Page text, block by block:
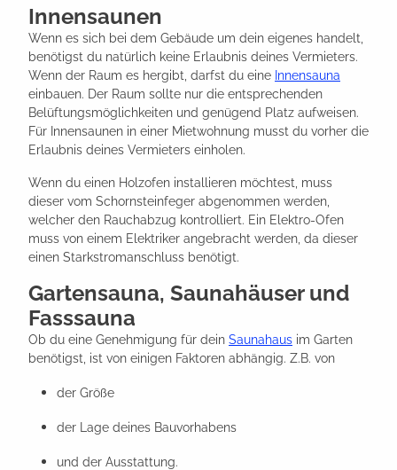
Innensaunen
Wenn es sich bei dem Gebäude um dein eigenes handelt,
benötigst du natürlich keine Erlaubnis deines Vermieters.
Wenn der Raum es hergibt, darfst du eine Innensauna
einbauen. Der Raum sollte nur die entsprechenden
Belüftungsmöglichkeiten und genügend Platz aufweisen.
Für Innensaunen in einer Mietwohnung musst du vorher die
Erlaubnis deines Vermieters einholen.
Wenn du einen Holzofen installieren möchtest, muss
dieser vom Schornsteinfeger abgenommen werden,
welcher den Rauchabzug kontrolliert. Ein Elektro-Ofen
muss von einem Elektriker angebracht werden, da dieser
einen Starkstromanschluss benötigt.
Gartensauna, Saunahäuser und
Fasssauna
Ob du eine Genehmigung für dein Saunahaus im Garten
benötigst, ist von einigen Faktoren abhängig. Z.B. von
der Größe
der Lage deines Bauvorhabens
und der Ausstattung.